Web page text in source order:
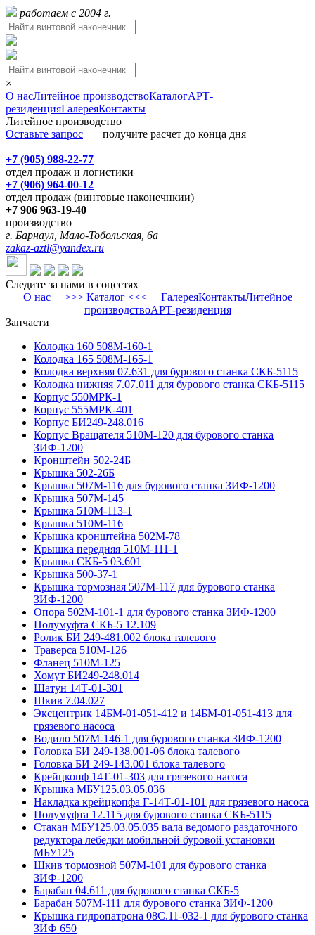
работаем с 2004 г.
×
О насЛитейное производствоКаталогАРТ-
резиденцияГалереяКонтакты
Литейное производство
Оставьте запрос получите расчет до конца дня
+7 (905) 988-22-77
отдел продаж и логистики
+7 (906) 964-00-12
отдел продаж (винтовые наконечнкии)
+7 906 963-19-40
производство
г. Барнаул, Мало-Тобольская, 6а
zakaz-aztl@yandex.ru
Следите за нами в соцсетях
О нас>>> Каталог <<< ГалереяКонтактыЛитейное
производствоАРТ-резиденция
Запчасти
Колодка 160 508М-160-1
Колодка 165 508М-165-1
Колодка верхняя 07.631 для бурового станка СКБ-5115
Колодка нижняя 7.07.011 для бурового станка СКБ-5115
Корпус 550МРК-1
Корпус 555МРК-401
Корпус БИ249-248.016
Корпус Вращателя 510М-120 для бурового станка
ЗИФ-1200
Кронштейн 502-24Б
Крышка 502-26Б
Крышка 507М-116 для бурового станка ЗИФ-1200
Крышка 507М-145
Крышка 510М-113-1
Крышка 510М-116
Крышка кронштейна 502М-78
Крышка передняя 510М-111-1
Крышка СКБ-5 03.601
Крышка 500-37-1
Крышка тормозная 507М-117 для бурового станка
ЗИФ-1200
Опора 502М-101-1 для бурового станка ЗИФ-1200
Полумуфта CКБ-5 12.109
Ролик БИ 249-481.002 блока талевого
Траверса 510М-126
Фланец 510М-125
Хомут БИ249-248.014
Шатун 14Т-01-301
Шкив 7.04.027
Эксцентрик 14БМ-01-051-412 и 14БМ-01-051-413 для
грязевого насоса
Водило 507М-146-1 для бурового станка ЗИФ-1200
Головка БИ 249-138.001-06 блока талевого
Головка БИ 249-143.001 блока талевого
Крейцкопф 14Т-01-303 для грязевого насоса
Крышка МБУ125.03.05.036
Накладка крейцкопфа Г-14Т-01-101 для грязевого насоса
Полумуфта 12.115 для бурового станка СКБ-5115
Стакан МБУ125.03.05.035 вала ведомого раздаточного
редуктора лебедки мобильной буровой установки
МБУ125
Шкив тормозной 507М-101 для бурового станка
ЗИФ-1200
Барабан 04.611 для бурового станка СКБ-5
Барабан 507М-111 для бурового станка ЗИФ-1200
Крышка гидропатрона 08С.11-032-1 для бурового станка
ЗИФ 650